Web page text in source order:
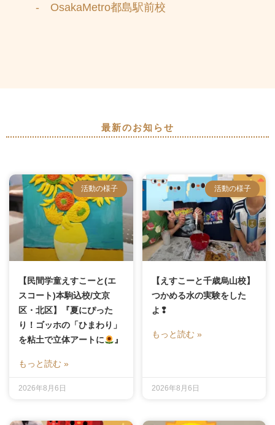
- OsakaMetro都島駅前校
最新のお知らせ
活動の様子
【民間学童えすこーと(エ
スコート)本駒込校/文京
区・北区】『夏にぴった
り！ゴッホの「ひまわり」
を粘土で立体アートに
』
もっと読む »
2026年8月6日
活動の様子
【えすこーと千歳烏山校】
つかめる水の実験をした
よ❢
もっと読む »
2026年8月6日